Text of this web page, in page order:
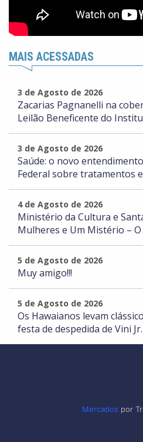
MAIS ACESSADAS
3 de Agosto de 2026
Zacarias Pagnanelli na
Leilão Beneficente do
3 de Agosto de 2026
Saúde: o novo
Federal sobre tratamentos
4 de Agosto de 2026
Ministério da Cultura e
Mulheres e Um Mistério –
5 de Agosto de 2026
Muy amigo!!!
5 de Agosto de 2026
Os Hawaianos levam
festa de despedida de Vini
Mercados por